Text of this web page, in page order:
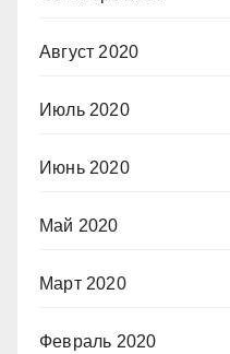
Август 2020
Июль 2020
Июнь 2020
Май 2020
Март 2020
Февраль 2020